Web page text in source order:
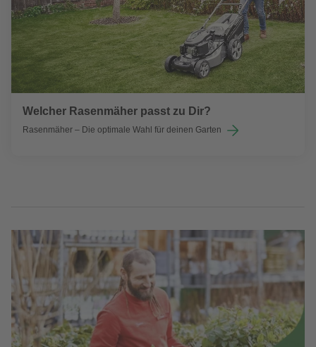
Welcher Rasenmäher passt zu Dir?
Rasenmäher – Die optimale Wahl für deinen Garten